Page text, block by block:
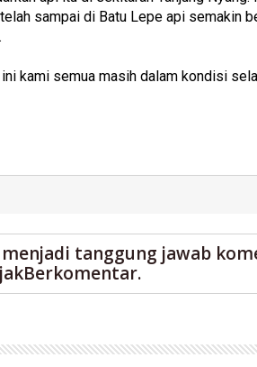
sampai di Batu Lepe api semakin
kami semua masih dalam kondisi
tanggung jawab